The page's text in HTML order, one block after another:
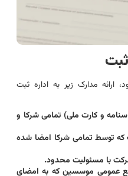
مدارک زیر به اداره ثبت
و کارت ملی) تمامی شرکا و
توسط تمامی شرکا امضا شده
با مسئولیت محدود.
عمومی موسسین که به امضای